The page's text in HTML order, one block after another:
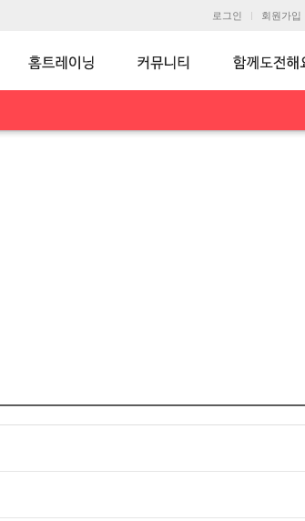
로그인 회원가입